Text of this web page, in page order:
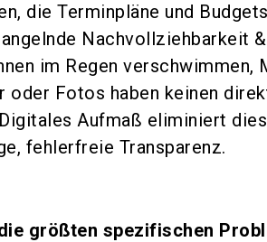
die Terminpläne und
Nachvollziehbarkeit
im Regen verschwimmen,
oder Fotos haben keinen
Aufmaß eliminiert
fehlerfreie Transparenz.
größten spezifischen